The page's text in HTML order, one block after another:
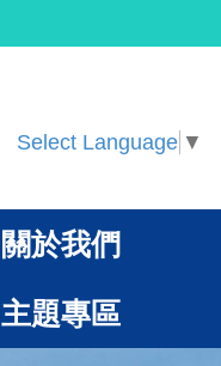
Select Language ▼
關於我們
主題專區